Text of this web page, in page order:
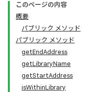
このページの内容
概要
パブリック メソッド
パブリック メソッド
getEndAddress
getLibraryName
getStartAddress
isWithinLibrary